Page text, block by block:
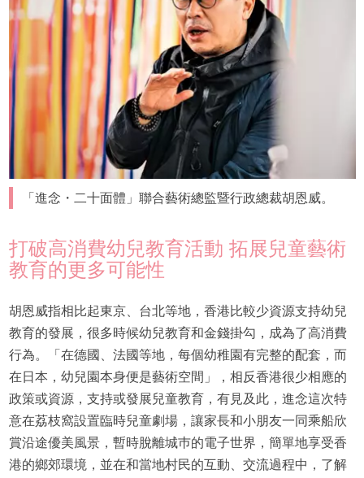
「進念・二十面體」聯合藝術總監暨行政總裁胡恩威。
打破高消費幼兒教育活動 拓展兒童藝術
教育的更多可能性
胡恩威指相比起東京、台北等地，香港比較少資源支持幼兒
教育的發展，很多時候幼兒教育和金錢掛勾，成為了高消費
行為。「在德國、法國等地，每個幼稚園有完整的配套，而
在日本，幼兒園本身便是藝術空間」，相反香港很少相應的
政策或資源，支持或發展兒童教育，有見及此，進念這次特
意在荔枝窩設置臨時兒童劇場，讓家長和小朋友一同乘船欣
賞沿途優美風景，暫時脫離城巿的電子世界，簡單地享受香
港的鄉郊環境，並在和當地村民的互動、交流過程中，了解